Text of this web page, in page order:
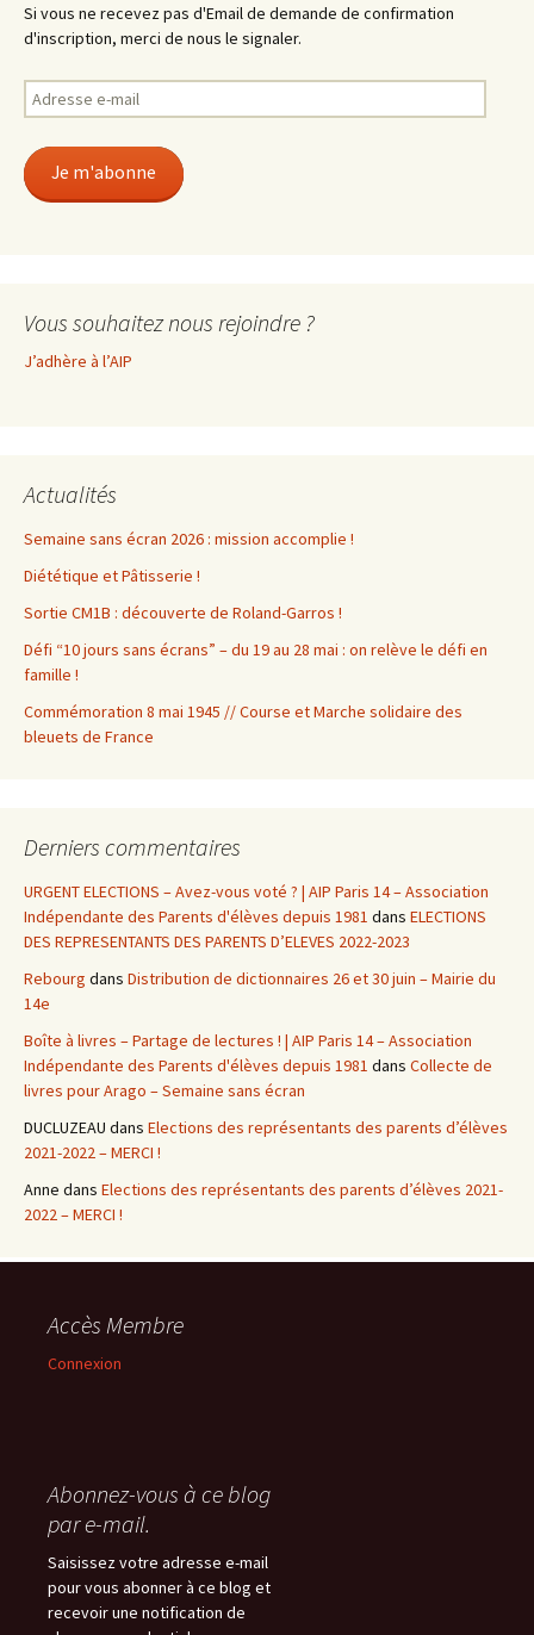
Si vous ne recevez pas d'Email de demande de confirmation
d'inscription, merci de nous le signaler.
Adresse
e-
Je m'abonne
Vous souhaitez nous rejoindre ?
J’adhère à l’AIP
Actualités
Semaine sans écran 2026 : mission accomplie !
Diététique et Pâtisserie !
Sortie CM1B : découverte de Roland-Garros !
Défi “10 jours sans écrans” – du 19 au 28 mai : on relève le défi en
famille !
Commémoration 8 mai 1945 // Course et Marche solidaire des
bleuets de France
Derniers commentaires
URGENT ELECTIONS – Avez-vous voté ? | AIP Paris 14 – Association
Indépendante des Parents d'élèves depuis 1981 dans ELECTIONS
DES REPRESENTANTS DES PARENTS D’ELEVES 2022-2023
Rebourg dans Distribution de dictionnaires 26 et 30 juin – Mairie du
14e
Boîte à livres – Partage de lectures ! | AIP Paris 14 – Association
Indépendante des Parents d'élèves depuis 1981 dans Collecte de
livres pour Arago – Semaine sans écran
DUCLUZEAU dans Elections des représentants des parents d’élèves
2021-2022 – MERCI !
Anne dans Elections des représentants des parents d’élèves 2021-
2022 – MERCI !
Accès Membre
Connexion
Abonnez-vous à ce blog
par e-mail.
Saisissez votre adresse e-mail
pour vous abonner à ce blog et
recevoir une notification de